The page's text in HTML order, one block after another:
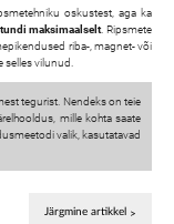
oskustest, aga ka
maksimaalselt. Ripsmete
riba-, magnet- või
selles vilunud.
tegurist. Nendeks on teie
mille kohta saate
valik, kasutatavad
Järgmine artikkel